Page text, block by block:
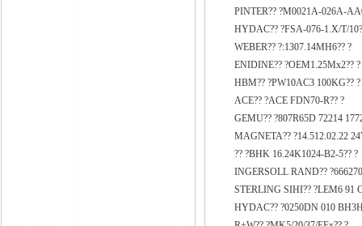
PINTER?? ?M0021A-026A-
HYDAC?? ?FSA-076-1.X/T/
WEBER?? ?:1307.14MH6?? ?
ENIDINE?? ?OEM1.25Mx2?? ?
HBM?? ?PW10AC3 100KG?? ?
ACE?? ?ACE FDN70-R?? ?
GEMU?? ?807R65D 72214
MAGNETA?? ?14.512.02.22
?? ?BHK 16.24K1024-B2-5?? ?
INGERSOLL RAND??
STERLING SIHI?? ?LEM6 91
HYDAC?? ?0250DN 010